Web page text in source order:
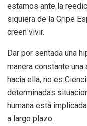
estamos ante la
siquiera de la Gripe
creen vivir.
Dar por sentada una
manera constante
hacia ella, no es
determinadas
humana está
a largo plazo.